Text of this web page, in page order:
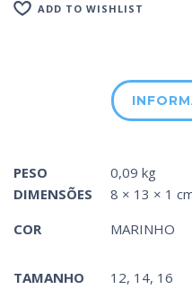
ADD TO WISHLIST
PESO
0,09 kg
DIMENSÕES
8 × 13 × 1
COR
MARINHO
TAMANHO 12, 14, 16